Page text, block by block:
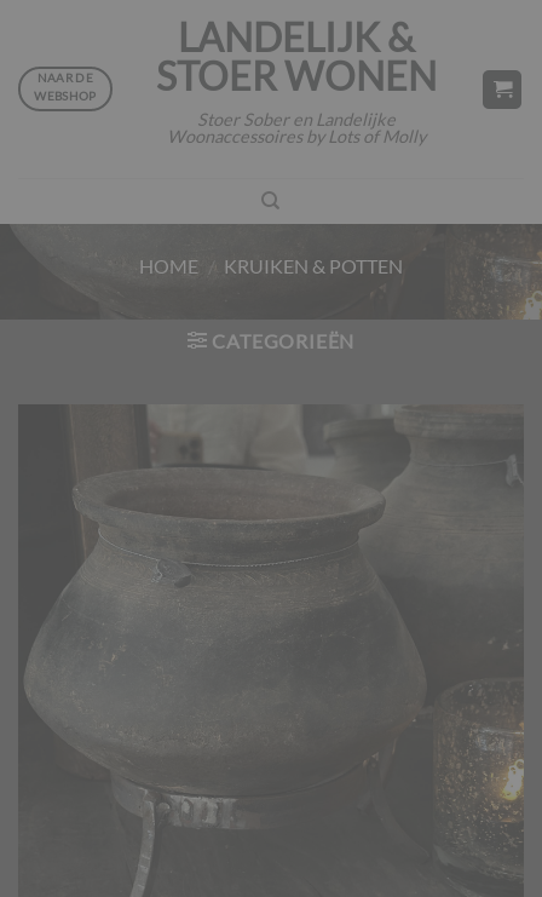
inhoud
LANDELIJK &
STOER WONEN
Stoer Sober en Landelijke
Woonaccessoires by Lots of Molly
NAAR DE
WEBSHOP
HOME KRUIKEN & POTTEN
CATEGORIEËN